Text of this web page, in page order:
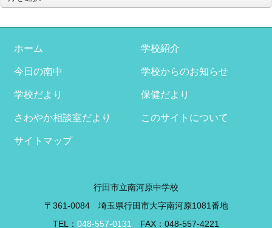
ー
イ
ホーム 学校紹介
今日の南中 学校からのお知らせ
学校だより 保健だより
さわやか相談室だより このサイトについて
サイトマップ
行田市立南河原中学校
〒361-0084 埼玉県行田市大字南河原1081番地
TEL： 048-557-0131 FAX：048-557-4221